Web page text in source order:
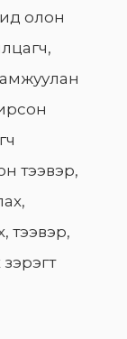
олон
тээвэр,
тээвэр,